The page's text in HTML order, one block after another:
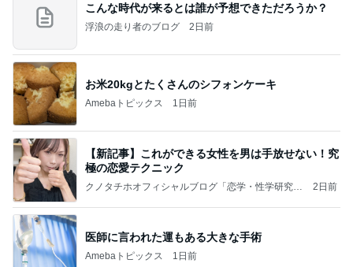
こんな時代が来るとは誰が予想できただろうか？
浮浪の走り者のブログ 2日前
お米20kgとたくさんのシフォンケーキ
Amebaトピックス 1日前
【新記事】これができる女性を男は手放せない！究
極の恋愛テクニック
クノタチホオフィシャルブログ「恋学・性学研究
2日前
医師に言われた運もある大きな手術
Amebaトピックス 1日前